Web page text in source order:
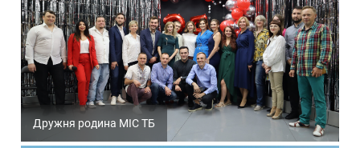
Дружня родина МІС ТБ